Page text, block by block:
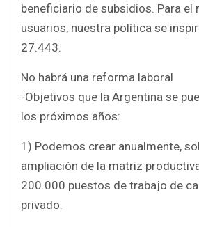
beneficiario de subsidios. Para el
usuarios, nuestra política se
27.443.
No habrá una reforma laboral
-Objetivos que la Argentina se
los próximos años:
1) Podemos crear anualmente,
ampliación de la matriz
200.000 puestos de trabajo de
privado.